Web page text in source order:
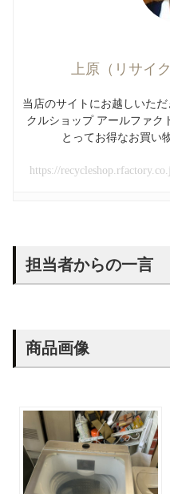
上原（リサイ
当店のサイトにお越しいた
クルショップ アールファク
とってお得なお買い
https://
担当者からの一言
商品画像